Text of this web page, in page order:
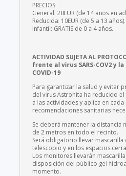
PRECIOS:
General: 20EUR (de 14 años en
Reducida: 10EUR (de 5 a 13 años).
Infantil: GRATIS de 0 a 4 años.
ACTIVIDAD SUJETA AL
frente al virus SARS-COV2 y
COVID-19
Para garantizar la salud y evitar
del virus Astrohita ha reducido
a las actividades y aplica en
recomendaciones sanitarias
Se deberá mantener la distancia
de 2 metros en todo el recinto.
Será obligatorio llevar mascarilla
telescopio y en los espacios
Los monitores llevarán
disposición del público gel
momento.